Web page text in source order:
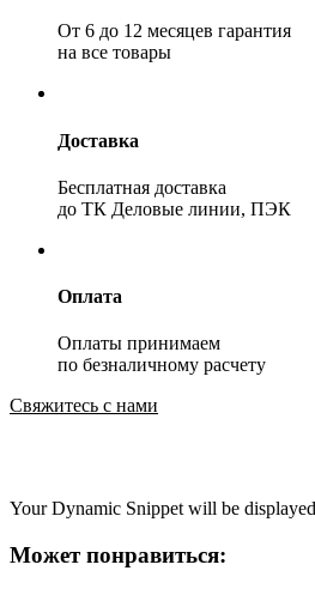
От 6 до 12 месяцев гарантия
на все товары
Доставка
Бесплатная доставка
до ТК Деловые линии, ПЭК
Оплата
Оплаты принимаем
по безналичному расчету
Свяжитесь с нами
Your Dynamic Snippet will be
Может понравиться: